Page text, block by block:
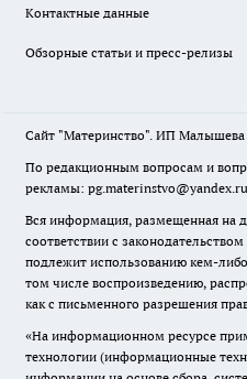
Контактные данные
Обзорные статьи и пресс-релизы
Сайт "Материнство". ИП
По редакционным вопросам и
рекламы:
Вся информация, размещенная на
соответствии с
подлежит использованию кем-
том числе воспроизведению,
как с письменного разрешения
«На информационном ресурсе
технологии (информационные